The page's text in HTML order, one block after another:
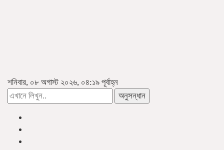
শনিবার, ০৮ অগাস্ট ২০২৬, ০৪:১৯ পূর্বাহ্ন
অনুসন্ধান